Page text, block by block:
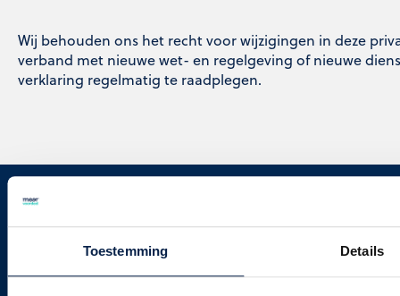
Toestemming Details
Wij behouden ons het recht voor wijzigingen in deze
verband met nieuwe wet- en regelgeving of nieuwe
verklaring regelmatig te raadplegen.
Over
MeerVoordeel
Internet